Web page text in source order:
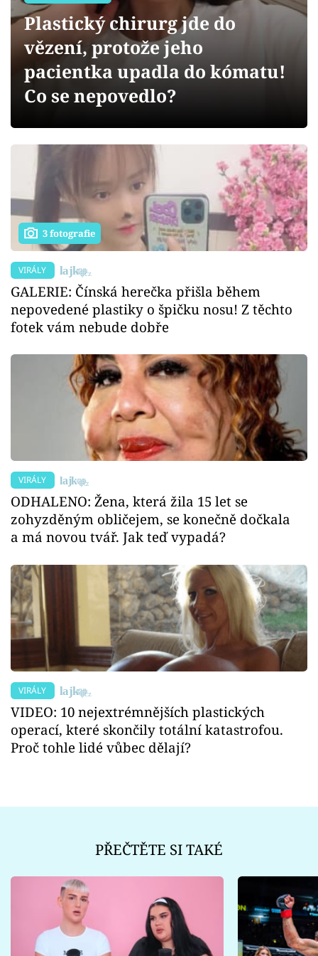
Videa
Sledujte prima+
Sledujte nás
Plastický chirurg jde do
vězení, protože jeho
pacientka upadla do kómatu!
Co se nepovedlo?
3 fotografie
VIRÁLY
GALERIE: Čínská herečka přišla během
nepovedené plastiky o špičku nosu! Z těchto
fotek vám nebude dobře
VIRÁLY
ODHALENO: Žena, která žila 15 let se
zohyzděným obličejem, se konečně dočkala
a má novou tvář. Jak teď vypadá?
VIRÁLY
VIDEO: 10 nejextrémnějších plastických
operací, které skončily totální katastrofou.
Proč tohle lidé vůbec dělají?
PŘEČTĚTE SI TAKÉ